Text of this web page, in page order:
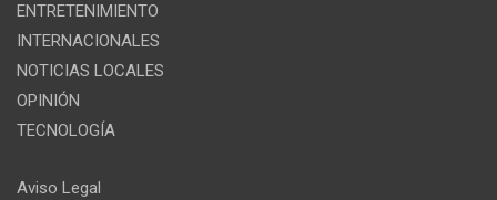
ENTRETENIMIENTO
INTERNACIONALES
NOTICIAS LOCALES
OPINIÓN
TECNOLOGÍA
Aviso Legal